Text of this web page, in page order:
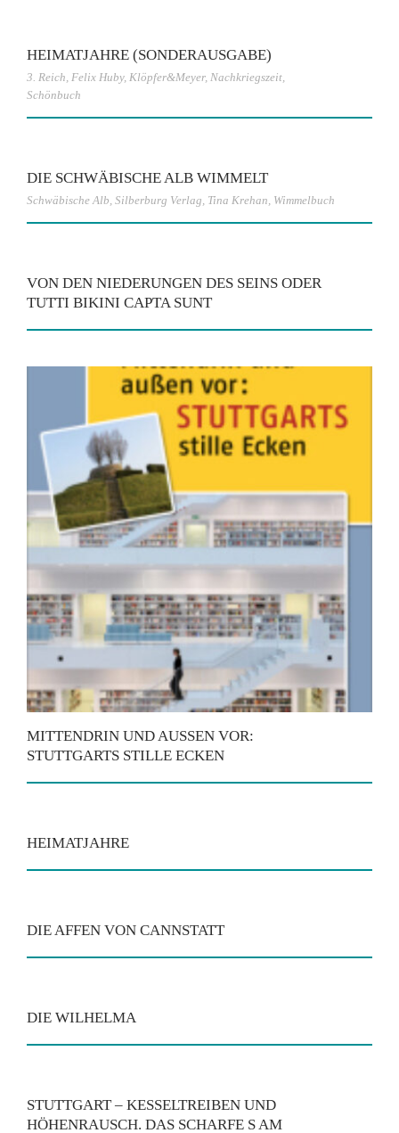
HEIMATJAHRE (SONDERAUSGABE)
3. Reich, Felix Huby, Klöpfer&Meyer, Nachkriegszeit,
Schönbuch
DIE SCHWÄBISCHE ALB WIMMELT
Schwäbische Alb, Silberburg Verlag, Tina Krehan, Wimmelbuch
VON DEN NIEDERUNGEN DES SEINS ODER
TUTTI BIKINI CAPTA SUNT
MITTENDRIN UND AUSSEN VOR: S
TUTTGARTS STILLE ECKEN
HEIMATJAHRE
DIE AFFEN VON CANNSTATT
DIE WILHELMA
STUTTGART – KESSELTREIBEN UND
HÖHENRAUSCH. DAS SCHARFE S AM